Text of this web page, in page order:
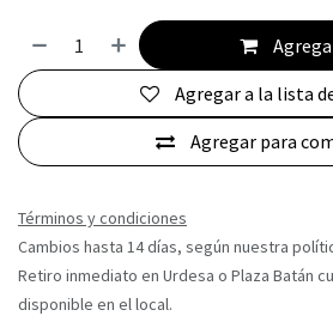
Agregar para
Agregar a la lista
Términos y condiciones
Cambios hasta 14 días, según nuestra
Retiro inmediato en Urdesa o Plaza Batán
disponible en el local.